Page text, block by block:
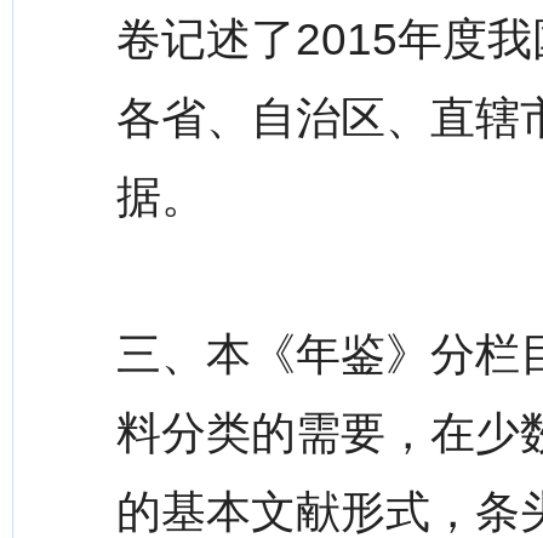
卷记述了2015年度
各省、自治区、直辖
据。
三、本《年鉴》分栏
料分类的需要，在少
的基本文献形式，条